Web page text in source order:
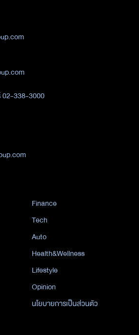
02-338-3000
Finance
Tech
Auto
Health&Wellness
Lifestyle
Opinion
นโยบายการเป็นส่วนตัว